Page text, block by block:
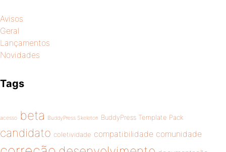
Avisos
Geral
Lançamentos
Novidades
Tags
acesso beta BuddyPress Skeleton BuddyPress Template Pack
candidato coletividade compatibilidade comunidade